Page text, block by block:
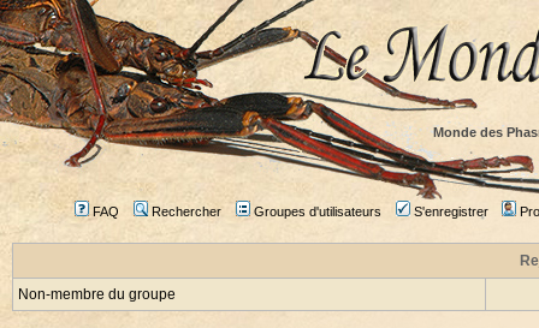
Monde des
FAQ Rechercher Groupes d'utilisateurs S'enregistrer
Non-membre du groupe